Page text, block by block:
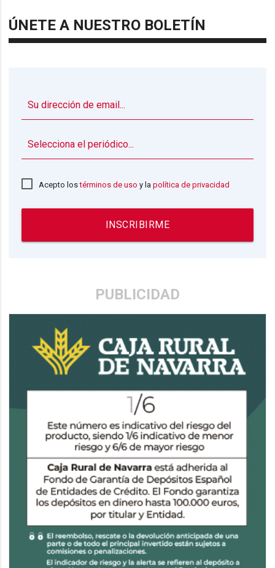
ÚNETE A NUESTRO BOLETÍN
Acepto lostérminos de uso y lapolítica de privacidad
INSCRIBIRME
PUBLICIDAD